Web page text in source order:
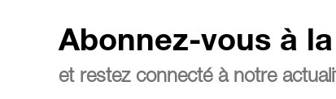
Abonnez-vous à
et restez connecté à notre